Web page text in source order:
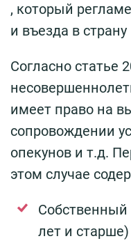
, который
и въезда в
Согласно статье
имеет право на
сопровождении
опекунов и т.д.
этом случае
Собственный
лет и